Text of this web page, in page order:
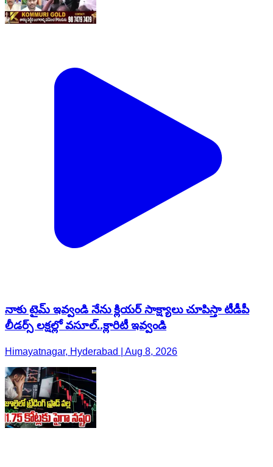
నాకు టైమ్ ఇవ్వండి నేను క్లియర్ సాక్ష్యాలు చూపిస్తా టీడీపీ
లీడర్స్ లక్షల్లో వసూల్..క్లారిటీ ఇవ్వండి
Himayatnagar, Hyderabad | Aug 8, 2026